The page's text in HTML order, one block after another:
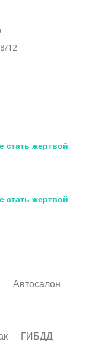
12
стать жертвой
стать жертвой
Автосалон
ГИБДД